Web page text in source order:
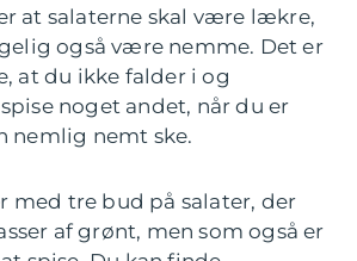
at salaterne skal være lækre,
også være nemme. Det er
at du ikke falder i og
noget andet, når du er
nemlig nemt ske.
med tre bud på salater, der
af grønt, men som også er